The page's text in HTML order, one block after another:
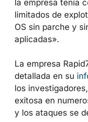
El 29 de mayo de
actualizó el
que la empresa
dispositivos PAN-
de mitigación
La empresa
detallada en su